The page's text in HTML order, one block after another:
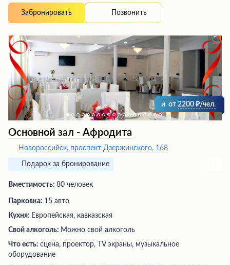
создает атмосферу гостеприимства, а дополнительные
приятные сюрпризы от заведения, такие как
незабываемое событие. Благодаря высокому уровню
кухни и сервиса, это место заслуживает самых лестных
рекомендаций и обещает стать любимым для многих
ценителей кулинарного искусства.
Забронировать Позвонить
и от 2200 /чел.
Основной зал - Афродита
Новороссийск, проспект Дзержинского, 168
Подарок за бронирование
Вместимость: 80 человек
Парковка: 15 авто
Кухня: Европейская, кавказская
Свой алкоголь: Можно свой алкоголь
Что есть: сцена, проектор, TV экраны, музыкальное
оборудование